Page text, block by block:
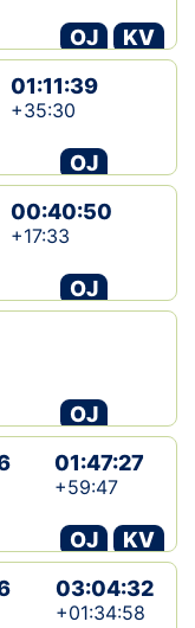
OJ
KV
01:11:39
+35:30
OJ
00:40:50
+17:33
OJ
OJ
01:47:27
+59:47
OJ
KV
03:04:32
+01:34:58